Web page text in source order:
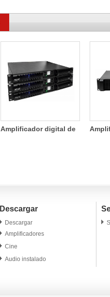
Amplificador digital de
Descargar
Descargar
Amplificadores
Cine
Audio instalado